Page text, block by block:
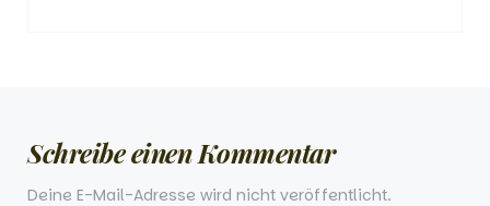
Schreibe einen Kommentar
Deine E-Mail-Adresse wird nicht veröffentlicht.